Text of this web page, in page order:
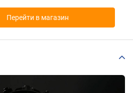
Перейти в магазин